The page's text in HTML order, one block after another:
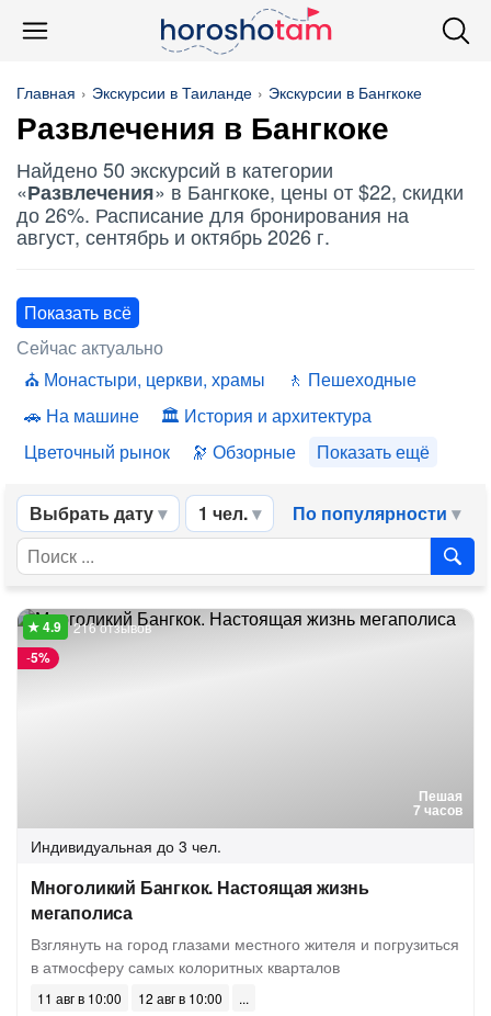
Главная Экскурсии в Таиланде Экскурсии в Бангкоке
Развлечения в Бангкоке
Найдено 50 экскурсий в категории
«Развлечения» в Бангкоке, цены от $22, скидки
до 26%. Расписание для бронирования на
август, сентябрь и октябрь 2026 г.
Показать всё
Сейчас актуально
Монастыри, церкви, храмы
Пешеходные
На машине
История и архитектура
Цветочный рынок
Обзорные Показать ещё
Выбрать дату 1 чел. По популярности
Пешая
7 часов
-5%
216 отзывов
Индивидуальная до 3 чел.
Многоликий Бангкок. Настоящая жизнь
мегаполиса
Взглянуть на город глазами местного жителя и погрузиться
в атмосферу самых колоритных кварталов
11 авг в 10:00
12 авг в 10:00